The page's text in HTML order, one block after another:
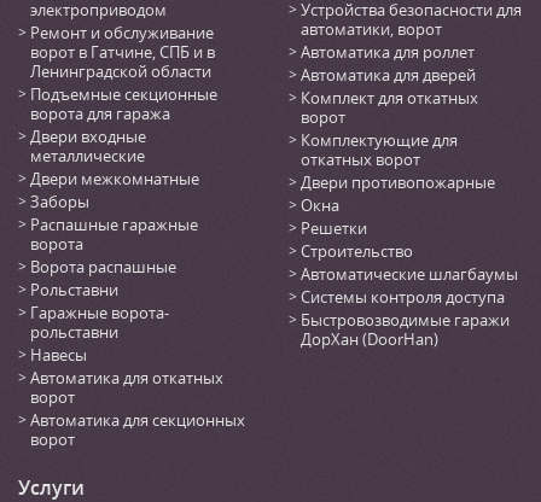
электроприводом
Ремонт и обслуживание
ворот в Гатчине, СПБ и в
Ленинградской области
Подъемные секционные
ворота для гаража
Двери входные
металлические
Двери межкомнатные
Заборы
Распашные гаражные
ворота
Ворота распашные
Рольставни
Гаражные ворота-
рольставни
Навесы
Автоматика для откатных
ворот
Автоматика для секционных
ворот
Устройства безопасности для
автоматики, ворот
Автоматика для роллет
Автоматика для дверей
Комплект для откатных
ворот
Комплектующие для
откатных ворот
Двери противопожарные
Окна
Решетки
Строительство
Автоматические шлагбаумы
Системы контроля доступа
Быстровозводимые гаражи
ДорХан (DoorHan)
Услуги